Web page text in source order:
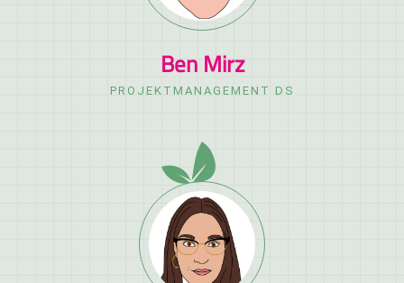
Ben Mirz
PROJEKTMANAGEMENT DS